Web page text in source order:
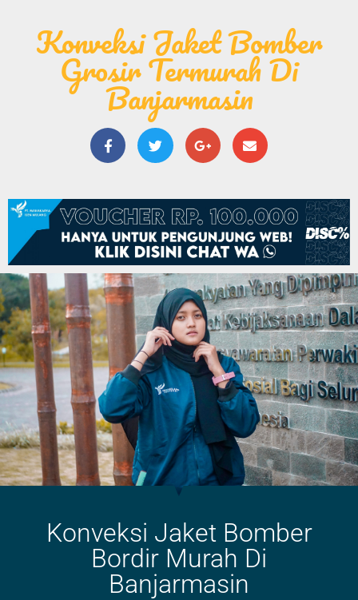
Konveksi Jaket Bomber
Grosir Termurah Di
Banjarmasin
Konveksi Jaket Bomber
Bordir Murah Di
Banjarmasin